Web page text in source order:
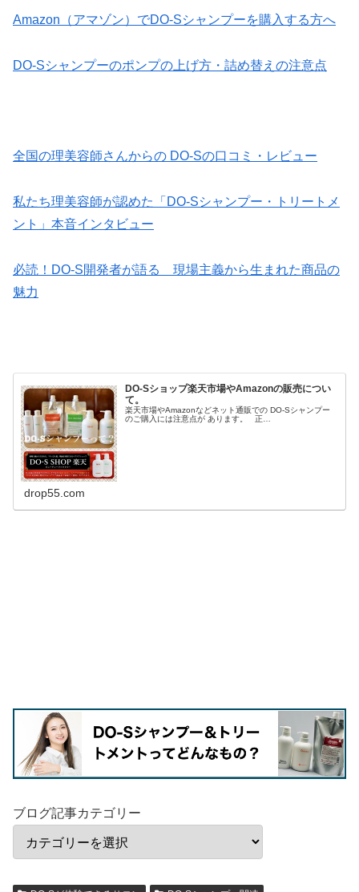
Amazon（アマゾン）でDO-Sシャンプーを購入する方へ
DO-Sシャンプーのポンプの上げ方・詰め替えの注意点
全国の理美容師さんからの DO-Sの口コミ・レビュー
私たち理美容師が認めた「DO-Sシャンプー・トリートメ
ント」本音インタビュー
必読！DO-S開発者が語る 現場主義から生まれた商品の
魅力
DO-Sショップ楽天市場やAmazonの販売につい
て。
楽天市場やAmazonなどネット通販での DO-Sシャンプー
のご購入には注意点が あります。 正…
drop55.com
ブログ記事カテゴリー